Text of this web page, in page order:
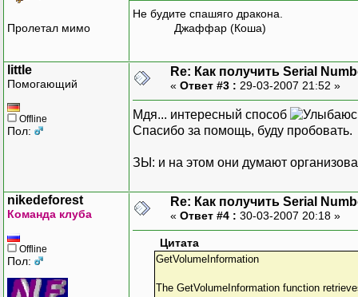
Пролетал мимо
Не будите спашяго дракона.
Джаффар (Коша)
little
Помогающий
Offline
Пол:
Re: Как получить Serial
« Ответ #3 : 29-03-2007 21:52 »
Мдя... интересный способ
Спасибо за помощь, буду пробовать.
ЗЫ: и на этом они думают
nikedeforest
Команда клуба
Offline
Пол:
Re: Как получить Serial
« Ответ #4 : 30-03-2007 20:18 »
Цитата
GetVolumeInformation
The GetVolumeInformation function